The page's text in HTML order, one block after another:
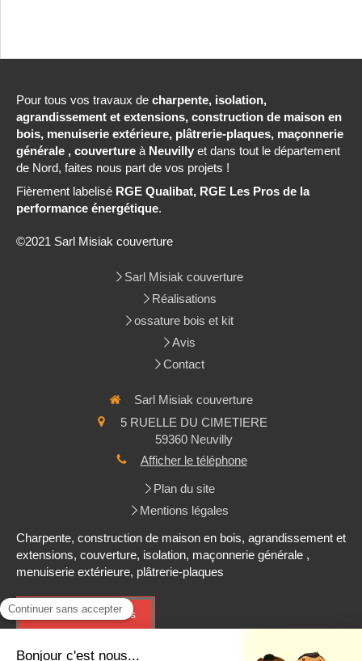
Pour tous vos travaux de charpente, isolation,
agrandissement et extensions, construction de maison en
bois, menuiserie extérieure, plâtrerie-plaques, maçonnerie
générale , couverture à Neuvilly et dans tout le département
de Nord, faites nous part de vos projets !
Fièrement labelisé RGE Qualibat, RGE Les Pros de la
performance énergétique.
©2021 Sarl Misiak couverture
Sarl Misiak couverture
Réalisations
ossature bois et kit
Avis
Contact
Sarl Misiak couverture
5 RUELLE DU CIMETIERE
59360 Neuvilly
Afficher le téléphone
Plan du site
Mentions légales
Charpente, construction de maison en bois, agrandissement et
extensions, couverture, isolation, maçonnerie générale ,
menuiserie extérieure, plâtrerie-plaques
Demander un devis